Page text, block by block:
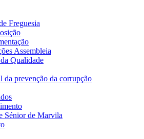
Freguesia
Assembleia
Qualidade
da prevenção da corrupção
Sénior de Marvila